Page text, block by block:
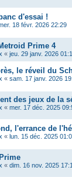
d'essai !
18 févr. 2026 22:29
Prime 4
« jeu. 29 janv. 2026
le réveil du
« sam. 17 janv. 2026
des jeux de la
« mer. 17 déc. 2025
l'errance de
« lun. 15 déc. 2025
« dim. 16 nov. 2025